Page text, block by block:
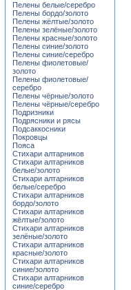
Пелены белые/серебро
Пелены бордо/золото
Пелены жёлтые/золото
Пелены зелёные/золото
Пелены красные/золото
Пелены синие/золото
Пелены синие/серебро
Пелены фиолетовые/
золото
Пелены фиолетовые/
серебро
Пелены чёрные/золото
Пелены чёрные/серебро
Подризники
Подрясники и рясы
Подсаккосники
Покровцы
Пояса
Стихари алтарников
Стихари алтарников
белые/золото
Стихари алтарников
белые/серебро
Стихари алтарников
бордо/золото
Стихари алтарников
жёлтые/золото
Стихари алтарников
зелёные/золото
Стихари алтарников
красные/золото
Стихари алтарников
синие/золото
Стихари алтарников
синие/серебро